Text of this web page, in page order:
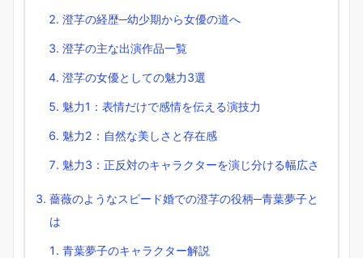
澄芓の経歴─幼少期から女優の道へ
澄芓の主な出演作品一覧
澄芓の女優としての魅力3選
魅力1：表情だけで感情を伝える演技力
魅力2：自然な美しさと存在感
魅力3：正反対のキャラクターを演じ分ける幅広さ
薔薇のようなスピード婚での澄芓の役柄─青葉夢子と
は
青葉夢子のキャラクター解説